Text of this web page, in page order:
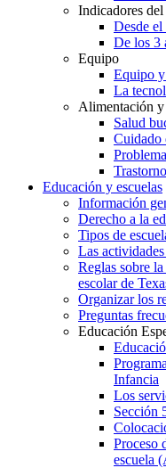
Indicadores
Desde el
De los 3
Equipo
Equipo
La
Alimentación y
Salud
Cuidado
Educación y escuelas
Información
Derecho a la
Tipos de
Las actividades
Reglas sobre
escolar de
Organizar los
Preguntas
Educación
Infancia
Los
Sección
Proceso
escuela